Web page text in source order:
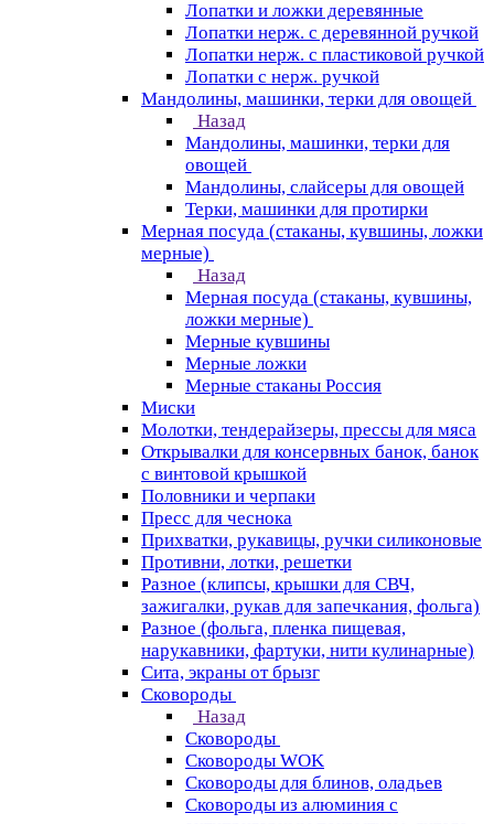
Лопатки и ложки деревянные
Лопатки нерж. с деревянной ручкой
Лопатки нерж. с пластиковой ручкой
Лопатки с нерж. ручкой
Мандолины, машинки, терки для овощей
Назад
Мандолины, машинки, терки для
овощей
Мандолины, слайсеры для овощей
Терки, машинки для протирки
Мерная посуда (стаканы, кувшины, ложки
мерные)
Назад
Мерная посуда (стаканы, кувшины,
ложки мерные)
Мерные кувшины
Мерные ложки
Мерные стаканы Россия
Миски
Молотки, тендерайзеры, прессы для мяса
Открывалки для консервных банок, банок
с винтовой крышкой
Половники и черпаки
Пресс для чеснока
Прихватки, рукавицы, ручки силиконовые
Противни, лотки, решетки
Разное (клипсы, крышки для СВЧ,
зажигалки, рукав для запечкания, фольга)
Разное (фольга, пленка пищевая,
нарукавники, фартуки, нити кулинарные)
Сита, экраны от брызг
Сковороды
Назад
Сковороды
Сковороды WOK
Сковороды для блинов, оладьев
Сковороды из алюминия с